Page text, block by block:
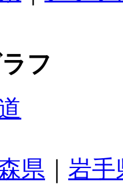
フ
県
岩手